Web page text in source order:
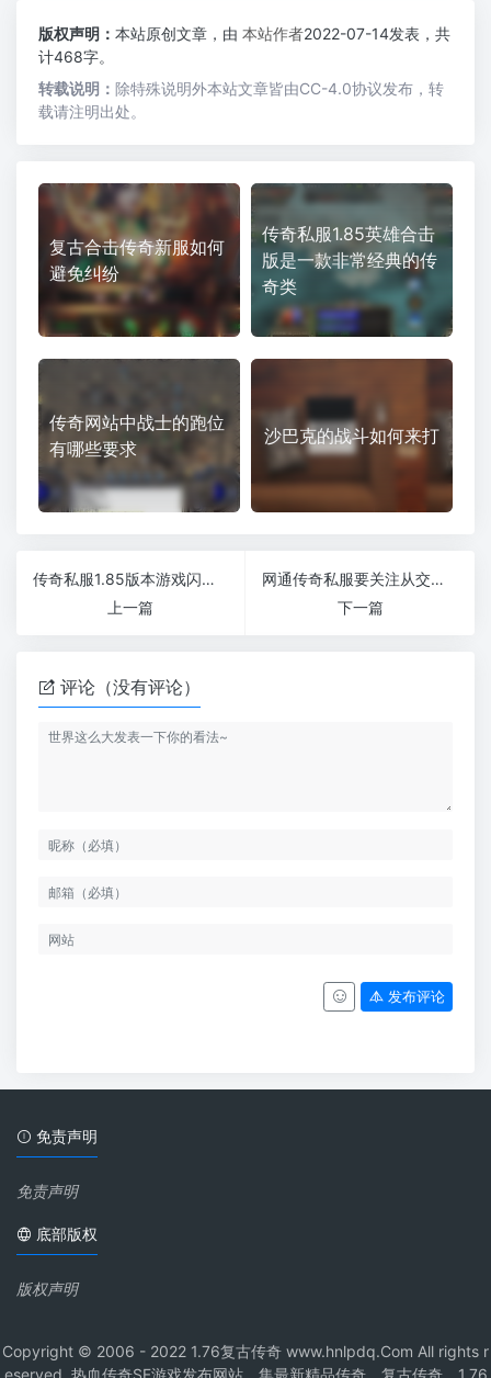
版权声明： 本站原创文章，由 本站作者2022-07-14发表，共
计468字。
转载说明： 除特殊说明外本站文章皆由CC-4.0协议发布，转
载请注明出处。
复古合击传奇新服如何
避免纠纷
传奇私服1.85英雄合击
版是一款非常经典的传
奇类
传奇网站中战士的跑位
有哪些要求
沙巴克的战斗如何来打
传奇私服1.85版本游戏闪退上线
上一篇
网通传奇私服要关注从交融府连续安装
下一篇
评论（没有评论）
发布评论
免责声明
免责声明
底部版权
版权声明
Copyright © 2006 - 2022 1.76复古传奇 www.hnlpdq.Com All rights r